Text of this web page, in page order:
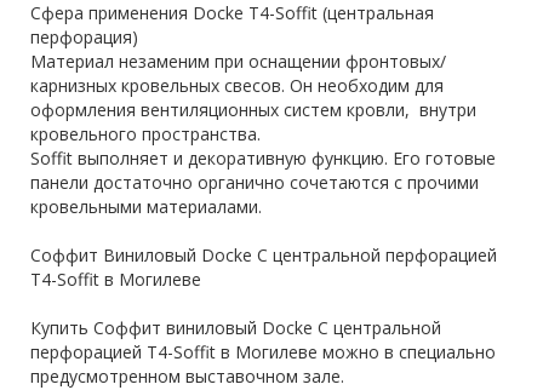
Сфера применения Docke T4-Soffit (центральная
перфорация)
Материал незаменим при оснащении фронтовых/
карнизных кровельных свесов. Он необходим для
оформления вентиляционных систем кровли, внутри
кровельного пространства.
Soffit выполняет и декоративную функцию. Его готовые
панели достаточно органично сочетаются с прочими
кровельными материалами.
Соффит Виниловый Docke С центральной перфорацией
T4-Soffit в Могилеве
Купить Соффит виниловый Docke С центральной
перфорацией T4-Soffit в Могилеве можно в специально
предусмотренном выставочном зале.